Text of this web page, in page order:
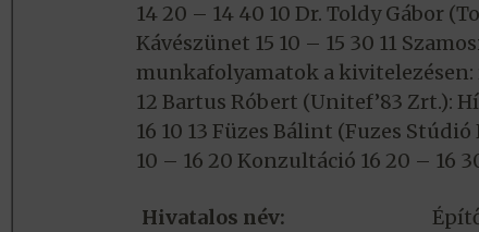
14 20 – 14 40 10 Dr. Toldy Gábor
Kávészünet 15 10 – 15 30 11
munkafolyamatok a
12 Bartus Róbert (Unitef’83 Zrt.):
16 10 13 Füzes Bálint (Fuzes
10 – 16 20 Konzultáció 16 20 – 16
Hivatalos név: